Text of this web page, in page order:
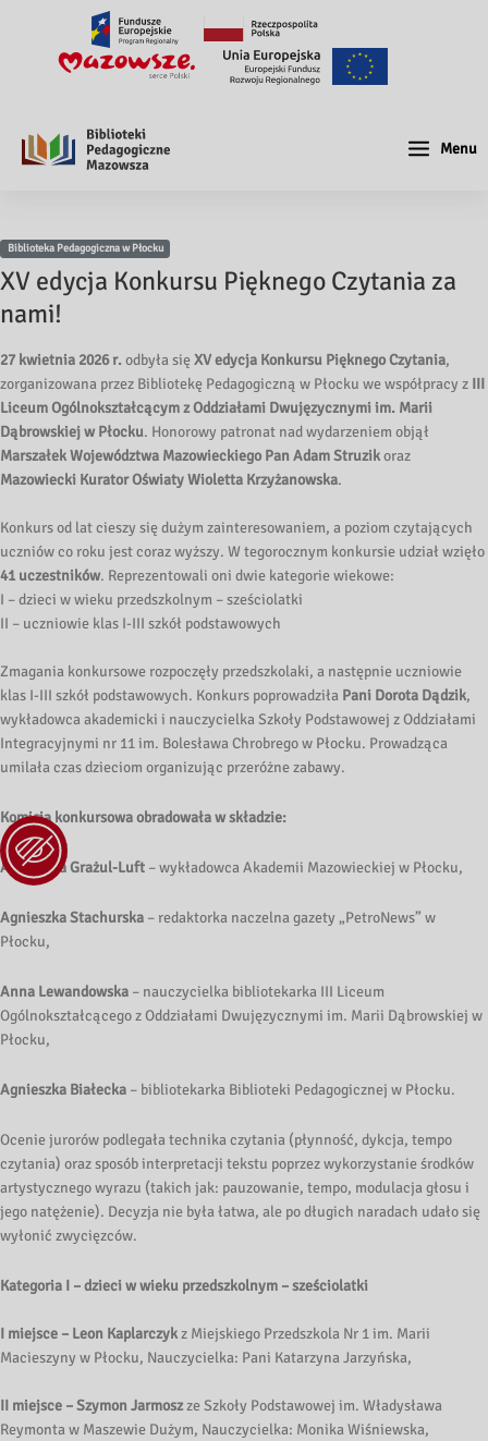
Menu
Biblioteka Pedagogiczna w Płocku
XV edycja Konkursu Pięknego Czytania za
nami!
27 kwietnia 2026 r. odbyła sięXV edycja Konkursu Pięknego Czytania,
zorganizowana przez Bibliotekę Pedagogiczną w Płocku we współpracy z III
Liceum Ogólnokształcącym z Oddziałami Dwujęzycznymi im. Marii
Dąbrowskiej w Płocku. Honorowy patronat nad wydarzeniem objął
Marszałek Województwa Mazowieckiego Pan Adam Struzikoraz
Mazowiecki Kurator Oświaty Wioletta Krzyżanowska.
Konkurs od lat cieszy się dużym zainteresowaniem, a poziom czytających
uczniów co roku jest coraz wyższy. W tegorocznym konkursie udział wzięło
41 uczestników. Reprezentowali oni dwie kategorie wiekowe:
I – dzieci w wieku przedszkolnym – sześciolatki
II – uczniowie klas I-III szkół podstawowych
Zmagania konkursowe rozpoczęły przedszkolaki, a następnie uczniowie
klas I-III szkół podstawowych. Konkurs poprowadziła Pani Dorota Dądzik,
wykładowca akademicki i nauczycielka Szkoły Podstawowej z Oddziałami
Integracyjnymi nr 11 im. Bolesława Chrobrego w Płocku. Prowadząca
umilała czas dzieciom organizując przeróżne zabawy.
Komisja konkursowa obradowała w składzie:
Agnieszka Grażul-Luft – wykładowca Akademii Mazowieckiej w Płocku,
Agnieszka Stachurska – redaktorka naczelna gazety „PetroNews” w
Płocku,
Anna Lewandowska – nauczycielka bibliotekarka III Liceum
Ogólnokształcącego z Oddziałami Dwujęzycznymi im. Marii Dąbrowskiej w
Płocku,
Agnieszka Białecka – bibliotekarka Biblioteki Pedagogicznej w Płocku.
Ocenie jurorów podlegała technika czytania (płynność, dykcja, tempo
czytania) oraz sposób interpretacji tekstu poprzez wykorzystanie środków
artystycznego wyrazu (takich jak: pauzowanie, tempo, modulacja głosu i
jego natężenie). Decyzja nie była łatwa, ale po długich naradach udało się
wyłonić zwycięzców.
Kategoria I – dzieci w wieku przedszkolnym – sześciolatki
I miejsce – Leon Kaplarczykz Miejskiego Przedszkola Nr 1 im. Marii
Macieszyny w Płocku, Nauczycielka: Pani Katarzyna Jarzyńska,
II miejsce – Szymon Jarmoszze Szkoły Podstawowej im. Władysława
Reymonta w Maszewie Dużym, Nauczycielka: Monika Wiśniewska,